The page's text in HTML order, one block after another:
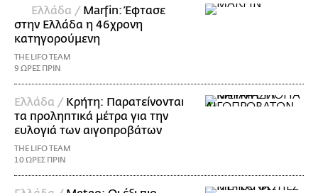
Ελλάδα / Marfin: Έφτασε
στην Ελλάδα η 46χρονη
κατηγορούμενη
THE LIFO TEAM
9 ΩΡΕΣ ΠΡΙΝ
Ελλάδα / Κρήτη: Παρατείνονται
τα προληπτικά μέτρα για την
ευλογιά των αιγοπροβάτων
THE LIFO TEAM
10 ΩΡΕΣ ΠΡΙΝ